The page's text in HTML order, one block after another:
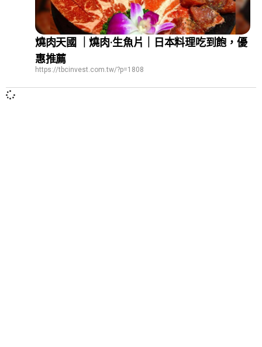
燒肉天國 ｜燒肉·生魚片｜日本料理吃到飽，優
惠推薦
https://tbcinvest.com.tw/?p=1808